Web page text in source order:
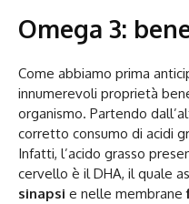
Omega 3:
Come abbiamo prima
innumerevoli proprietà
organismo. Partendo
corretto consumo di acidi
Infatti, l’acido grasso
cervello è il DHA, il quale
sinapsi e nelle membrane